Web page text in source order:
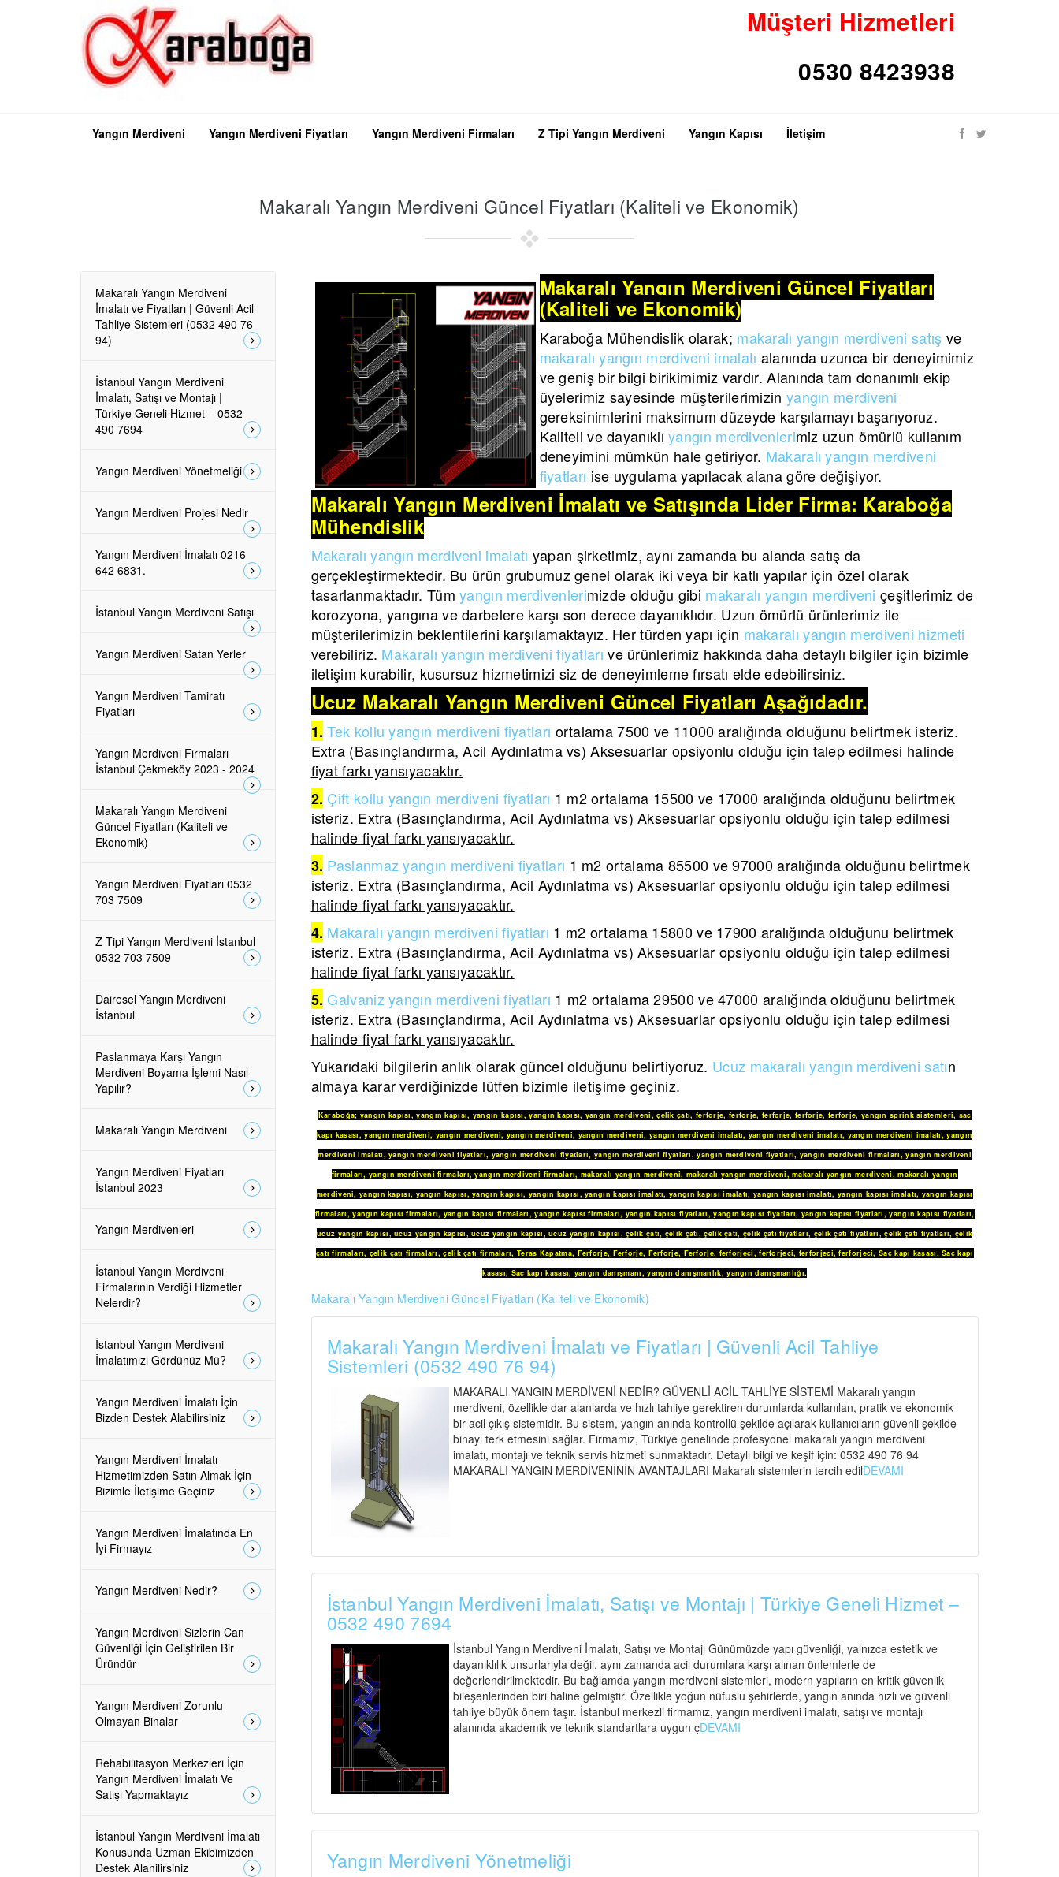
Müşteri Hizmetleri
0530 8423938
Yangın Merdiveni Yangın Merdiveni Fiyatları Yangın Merdiveni Firmaları Z Tipi Yangın Merdiveni Yangın Kapısı İletişim
Makaralı Yangın Merdiveni Güncel Fiyatları (Kaliteli ve Ekonomik)
Makaralı Yangın Merdiveni Güncel Fiyatları
(Kaliteli ve Ekonomik)
Karaboğa Mühendislik olarak; makaralı yangın merdiveni satış ve
makaralı yangın merdiveni imalatı alanında uzunca bir deneyimimiz
ve geniş bir bilgi birikimimiz vardır. Alanında tam donanımlı ekip
üyelerimiz sayesinde müşterilerimizin yangın merdiveni
gereksinimlerini maksimum düzeyde karşılamayı başarıyoruz.
Kaliteli ve dayanıklıyangın merdivenlerimiz uzun ömürlü kullanım
deneyimini mümkün hale getiriyor. Makaralı yangın merdiveni
fiyatları ise uygulama yapılacak alana göre değişiyor.
Makaralı Yangın Merdiveni İmalatı ve Satışında Lider Firma: Karaboğa
Mühendislik
Makaralı yangın merdiveni imalatı yapan şirketimiz, aynı zamanda bu alanda satış da
gerçekleştirmektedir. Bu ürün grubumuz genel olarak iki veya bir katlı yapılar için özel olarak
tasarlanmaktadır. Tümyangın merdivenlerimizde olduğu gibi makaralı yangın merdiveni çeşitlerimiz de
korozyona, yangına ve darbelere karşı son derece dayanıklıdır. Uzun ömürlü ürünlerimiz ile
müşterilerimizin beklentilerini karşılamaktayız. Her türden yapı için makaralı yangın merdiveni hizmeti
verebiliriz. Makaralı yangın merdiveni fiyatları ve ürünlerimiz hakkında daha detaylı bilgiler için bizimle
iletişim kurabilir, kusursuz hizmetimizi siz de deneyimleme fırsatı elde edebilirsiniz.
Ucuz Makaralı Yangın Merdiveni Güncel Fiyatları Aşağıdadır.
1. Tek kollu yangın merdiveni fiyatları ortalama 7500 ve 11000 aralığında olduğunu belirtmek isteriz.
Extra (Basınçlandırma, Acil Aydınlatma vs) Aksesuarlar opsiyonlu olduğu için talep edilmesi halinde
fiyat farkı yansıyacaktır.
2. Çift kollu yangın merdiveni fiyatları 1 m2 ortalama 15500 ve 17000 aralığında olduğunu belirtmek
isteriz. Extra (Basınçlandırma, Acil Aydınlatma vs) Aksesuarlar opsiyonlu olduğu için talep edilmesi
halinde fiyat farkı yansıyacaktır.
3. Paslanmaz yangın merdiveni fiyatları 1 m2 ortalama 85500 ve 97000 aralığında olduğunu belirtmek
isteriz. Extra (Basınçlandırma, Acil Aydınlatma vs) Aksesuarlar opsiyonlu olduğu için talep edilmesi
halinde fiyat farkı yansıyacaktır.
4. Makaralı yangın merdivenifiyatları 1 m2 ortalama 15800 ve 17900 aralığında olduğunu belirtmek
isteriz. Extra (Basınçlandırma, Acil Aydınlatma vs) Aksesuarlar opsiyonlu olduğu için talep edilmesi
halinde fiyat farkı yansıyacaktır.
5. Galvaniz yangın merdiveni fiyatları 1 m2 ortalama 29500 ve 47000 aralığında olduğunu belirtmek
isteriz. Extra (Basınçlandırma, Acil Aydınlatma vs) Aksesuarlar opsiyonlu olduğu için talep edilmesi
halinde fiyat farkı yansıyacaktır.
Yukarıdaki bilgilerin anlık olarak güncel olduğunu belirtiyoruz. Ucuz makaralı yangın merdiveni satın
almaya karar verdiğinizde lütfen bizimle iletişime geçiniz.
Karaboğa; yangın kapısı,yangın kapısı, yangın kapısı,yangın kapısı, yangın merdiveni,çelik çatı, ferforje, ferforje, ferforje, ferforje, ferforje, yangın sprink sistemleri, sac
kapı kasası,yangın merdiveni, yangın merdiveni,yangın merdiveni, yangın merdiveni, yangın merdiveni imalatı, yangın merdiveni imalatı, yangın merdiveni imalatı,yangın
merdiveni imalatı,yangın merdiveni fiyatları, yangın merdiveni fiyatları, yangın merdiveni fiyatları,yangın merdiveni fiyatları, yangın merdiveni firmaları,yangın merdiveni
firmaları,yangın merdiveni firmaları,yangın merdiveni firmaları, makaralı yangın merdiveni,makaralı yangın merdiveni,makaralı yangın merdiveni,makaralı yangın
merdiveni,yangın kapısı, yangın kapısı,yangın kapısı, yangın kapısı,yangın kapısı imalatı,yangın kapısı imalatı, yangın kapısı imalatı, yangın kapısı imalatı, yangın kapısı
firmaları,yangın kapısı firmaları, yangın kapısı firmaları,yangın kapısı firmaları, yangın kapısı fiyatları,yangın kapısı fiyatları, yangın kapısı fiyatları,yangın kapısı fiyatları,
ucuz yangın kapısı,ucuz yangın kapısı,ucuz yangın kapısı,ucuz yangın kapısı,çelik çatı, çelik çatı,çelik çatı, çelik çatı fiyatları, çelik çatı fiyatları,çelik çatı fiyatları, çelik
çatı firmaları, çelik çatı firmaları,çelik çatı firmaları,Teras Kapatma, Ferforje, Ferforje, Ferforje, Ferforje, ferforjeci,ferforjeci, ferforjeci,ferforjeci,Sac kapı kasası,Sac kapı
kasası, Sac kapı kasası, yangın danışmanı,yangın danışmanlık,yangın danışmanlığı.
Makaralı Yangın Merdiveni Güncel Fiyatları (Kaliteli ve Ekonomik)
Makaralı Yangın Merdiveni İmalatı ve Fiyatları | Güvenli Acil Tahliye
Sistemleri (0532 490 76 94)
MAKARALI YANGIN MERDİVENİ NEDİR? GÜVENLİ ACİL TAHLİYE SİSTEMİ Makaralı yangın
merdiveni, özellikle dar alanlarda ve hızlı tahliye gerektiren durumlarda kullanılan, pratik ve ekonomik
bir acil çıkış sistemidir. Bu sistem, yangın anında kontrollü şekilde açılarak kullanıcıların güvenli şekilde
binayı terk etmesini sağlar. Firmamız, Türkiye genelinde profesyonel makaralı yangın merdiveni
imalatı, montajı ve teknik servis hizmeti sunmaktadır. Detaylı bilgi ve keşif için: 0532 490 76 94
MAKARALI YANGIN MERDİVENİNİN AVANTAJLARI Makaralı sistemlerin tercih edilDEVAMI
İstanbul Yangın Merdiveni İmalatı, Satışı ve Montajı | Türkiye Geneli Hizmet –
0532 490 7694
İstanbul Yangın Merdiveni İmalatı, Satışı ve Montajı Günümüzde yapı güvenliği, yalnızca estetik ve
dayanıklılık unsurlarıyla değil, aynı zamanda acil durumlara karşı alınan önlemlerle de
değerlendirilmektedir. Bu bağlamda yangın merdiveni sistemleri, modern yapıların en kritik güvenlik
bileşenlerinden biri haline gelmiştir. Özellikle yoğun nüfuslu şehirlerde, yangın anında hızlı ve güvenli
tahliye büyük önem taşır. İstanbul merkezli firmamız, yangın merdiveni imalatı, satışı ve montajı
alanında akademik ve teknik standartlara uygun çDEVAMI
Yangın Merdiveni Yönetmeliği
Makaralı Yangın Merdiveni
İmalatı ve Fiyatları | Güvenli Acil
Tahliye Sistemleri (0532 490 76
94)
İstanbul Yangın Merdiveni
İmalatı, Satışı ve Montajı |
Türkiye Geneli Hizmet – 0532
490 7694
Yangın Merdiveni Yönetmeliği
Yangın Merdiveni Projesi Nedir
Yangın Merdiveni İmalatı 0216
642 6831.
İstanbul Yangın Merdiveni Satışı
Yangın Merdiveni Satan Yerler
Yangın Merdiveni Tamiratı
Fiyatları
Yangın Merdiveni Firmaları
İstanbul Çekmeköy 2023 - 2024
Makaralı Yangın Merdiveni
Güncel Fiyatları (Kaliteli ve
Ekonomik)
Yangın Merdiveni Fiyatları 0532
703 7509
Z Tipi Yangın Merdiveni İstanbul
0532 703 7509
Dairesel Yangın Merdiveni
İstanbul
Paslanmaya Karşı Yangın
Merdiveni Boyama İşlemi Nasıl
Yapılır?
Makaralı Yangın Merdiveni
Yangın Merdiveni Fiyatları
İstanbul 2023
Yangın Merdivenleri
İstanbul Yangın Merdiveni
Firmalarının Verdiği Hizmetler
Nelerdir?
İstanbul Yangın Merdiveni
İmalatımızı Gördünüz Mü?
Yangın Merdiveni İmalatı İçin
Bizden Destek Alabilirsiniz
Yangın Merdiveni İmalatı
Hizmetimizden Satın Almak İçin
Bizimle İletişime Geçiniz
Yangın Merdiveni İmalatında En
İyi Firmayız
Yangın Merdiveni Nedir?
Yangın Merdiveni Sizlerin Can
Güvenliği İçin Geliştirilen Bir
Üründür
Yangın Merdiveni Zorunlu
Olmayan Binalar
Rehabilitasyon Merkezleri İçin
Yangın Merdiveni İmalatı Ve
Satışı Yapmaktayız
İstanbul Yangın Merdiveni İmalatı
Konusunda Uzman Ekibimizden
Destek Alanilirsiniz